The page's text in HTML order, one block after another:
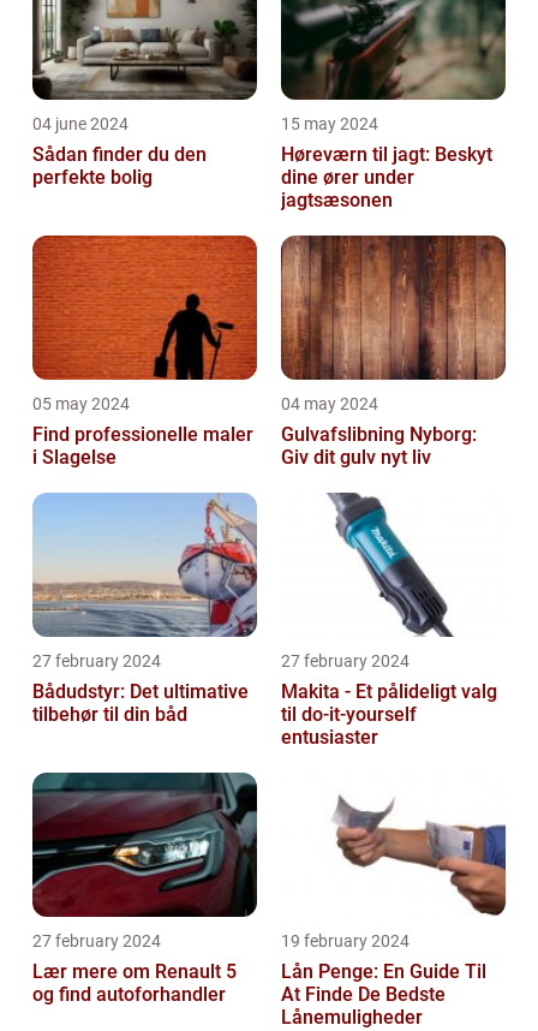
04 june 2024
Sådan finder du den
perfekte bolig
15 may 2024
Høreværn til jagt: Beskyt
dine ører under
jagtsæsonen
05 may 2024
Find professionelle maler
i Slagelse
04 may 2024
Gulvafslibning Nyborg:
Giv dit gulv nyt liv
27 february 2024
Bådudstyr: Det ultimative
tilbehør til din båd
27 february 2024
Makita - Et pålideligt valg
til do-it-yourself
entusiaster
27 february 2024
Lær mere om Renault 5
og find autoforhandler
19 february 2024
Lån Penge: En Guide Til
At Finde De Bedste
Lånemuligheder